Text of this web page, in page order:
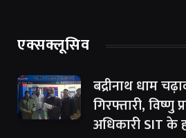
एक्सक्लूसिव
बद्रीनाथ धाम
गिरफ्तारी, विष्णु
अधिकारी SIT के